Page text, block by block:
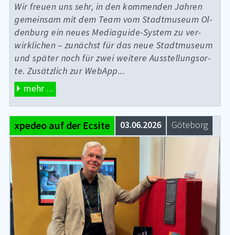
Wir freu­en uns sehr, in den kom­men­den Jah­ren
ge­mein­sam mit dem Team vom Stadt­mu­se­um Ol­
den­burg ein neu­es Me­dia­gui­de-Sys­tem zu ver­
wirk­li­chen – zu­nächst für das neue Stadt­mu­se­um
und spä­ter noch für zwei wei­te­re Aus­stel­lungs­or­
te. Zu­sätz­lich zur WebApp...
mehr ...
xpedeo auf der Ecsite 03.06.2026 Gö­te­borg